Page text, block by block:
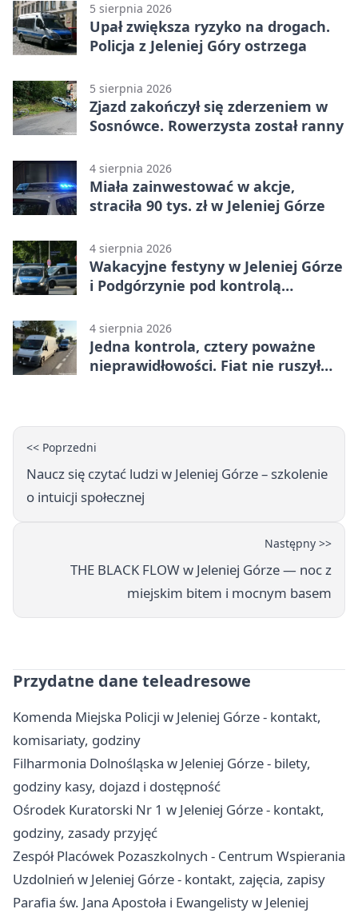
5 sierpnia 2026
Upał zwiększa ryzyko na drogach.
Policja z Jeleniej Góry ostrzega
5 sierpnia 2026
Zjazd zakończył się zderzeniem w
Sosnówce. Rowerzysta został ranny
4 sierpnia 2026
Miała zainwestować w akcje,
straciła 90 tys. zł w Jeleniej Górze
4 sierpnia 2026
Wakacyjne festyny w Jeleniej Górze
i Podgórzynie pod kontrolą
4 sierpnia 2026
Jedna kontrola, cztery poważne
nieprawidłowości. Fiat nie ruszył
<< Poprzedni
Naucz się czytać ludzi w Jeleniej Górze – szkolenie
o intuicji społecznej
Następny >>
THE BLACK FLOW w Jeleniej Górze — noc z
miejskim bitem i mocnym basem
Przydatne dane teleadresowe
Komenda Miejska Policji w Jeleniej Górze - kontakt,
komisariaty, godziny
Filharmonia Dolnośląska w Jeleniej Górze - bilety,
godziny kasy, dojazd i dostępność
Ośrodek Kuratorski Nr 1 w Jeleniej Górze - kontakt,
godziny, zasady przyjęć
Zespół Placówek Pozaszkolnych - Centrum Wspierania
Uzdolnień w Jeleniej Górze - kontakt, zajęcia, zapisy
Parafia św. Jana Apostoła i Ewangelisty w Jeleniej